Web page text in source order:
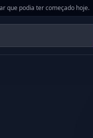
que podia ter começado hoje.